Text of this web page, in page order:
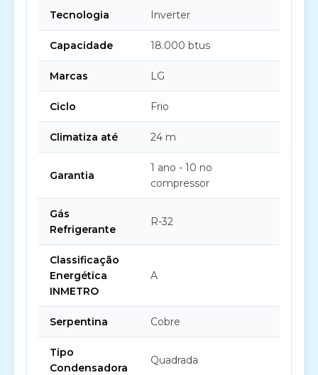
Tecnologia Inverter
Capacidade 18.000 btus
Marcas LG
Ciclo Frio
Climatiza até 24 m
Garantia
1 ano - 10 no
compressor
Gás
Refrigerante
R-32
Classificação
Energética
INMETRO
A
Serpentina Cobre
Tipo
Condensadora
Quadrada